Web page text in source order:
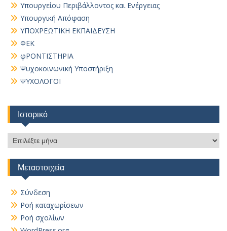
Υπουργείου Περιβάλλοντος και Ενέργειας
Υπουργική Απόφαση
ΥΠΟΧΡΕΩΤΙΚΗ ΕΚΠΑΙΔΕΥΣΗ
ΦΕΚ
φΡΟΝΤΙΣΤΗΡΙΑ
Ψυχοκοινωνική Υποστήριξη
ΨΥΧΟΛΟΓΟΙ
Ιστορικό
Ιστορικό
Μεταστοιχεία
Σύνδεση
Ροή καταχωρίσεων
Ροή σχολίων